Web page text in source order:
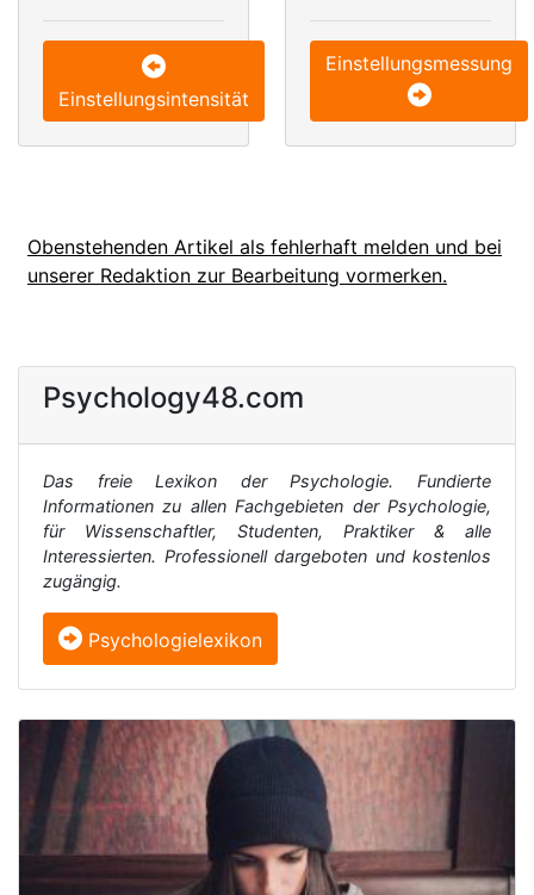
Einstellungsintensität
Einstellungsmessung
Obenstehenden Artikel als fehlerhaft melden und bei
unserer Redaktion zur Bearbeitung vormerken.
Psychology48.com
Das freie Lexikon der Psychologie. Fundierte
Informationen zu allen Fachgebieten der Psychologie,
für Wissenschaftler, Studenten, Praktiker & alle
Interessierten. Professionell dargeboten und kostenlos
zugängig.
Psychologielexikon